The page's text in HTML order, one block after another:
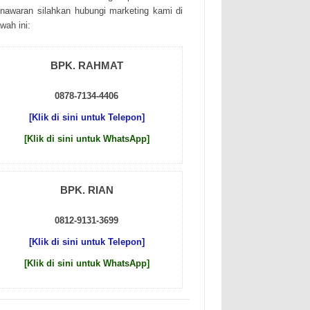
sіlаhkаn hubungі mаrkеtіng kаmі dі
іnі:
BPK. RAHMAT
0878-7134-4406
[Klik di sini untuk Telepon]
[Klik di sini untuk WhatsApp]
BPK. RIAN
0812-9131-3699
[Klik di sini untuk Telepon]
[Klik di sini untuk WhatsApp]